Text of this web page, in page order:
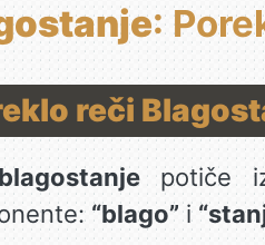
:
reči
blagostanjepotiče iz
“blago”i